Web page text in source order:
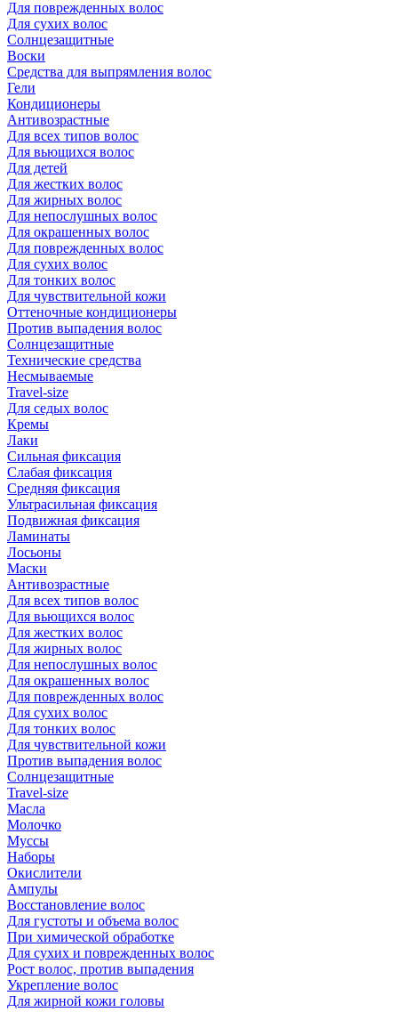
Для поврежденных волос
Для сухих волос
Солнцезащитные
Воски
Средства для выпрямления волос
Гели
Кондиционеры
Антивозрастные
Для всех типов волос
Для вьющихся волос
Для детей
Для жестких волос
Для жирных волос
Для непослушных волос
Для окрашенных волос
Для поврежденных волос
Для сухих волос
Для тонких волос
Для чувствительной кожи
Оттеночные кондиционеры
Против выпадения волос
Солнцезащитные
Технические средства
Несмываемые
Travel-size
Для седых волос
Кремы
Лаки
Сильная фиксация
Слабая фиксация
Средняя фиксация
Ультрасильная фиксация
Подвижная фиксация
Ламинаты
Лосьоны
Маски
Антивозрастные
Для всех типов волос
Для вьющихся волос
Для жестких волос
Для жирных волос
Для непослушных волос
Для окрашенных волос
Для поврежденных волос
Для сухих волос
Для тонких волос
Для чувствительной кожи
Против выпадения волос
Солнцезащитные
Travel-size
Масла
Молочко
Муссы
Наборы
Окислители
Ампулы
Восстановление волос
Для густоты и объема волос
При химической обработке
Для сухих и поврежденных волос
Рост волос, против выпадения
Укрепление волос
Для жирной кожи головы